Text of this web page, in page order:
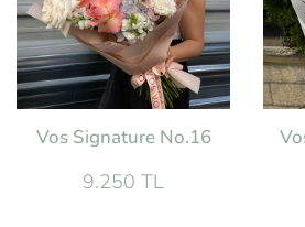
Vos Signature No.16
9.250 TL